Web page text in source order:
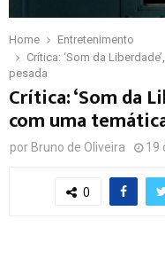
Home
Entretenimento
Crítica: ‘Som da
pesada
Crítica: ‘Som da
com uma
por Bruno de Oliveira 19
0